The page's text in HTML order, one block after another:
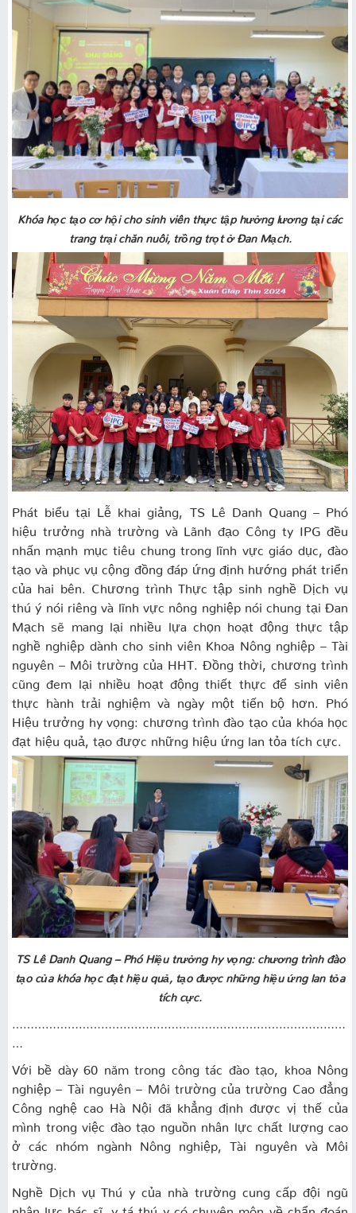
Khóa học tạo cơ hội cho sinh viên thực tập hưởng lương tại các
trang trại chăn nuôi, trồng trọt ở Đan Mạch.
Phát biểu tại Lễ khai giảng, TS Lê Danh Quang – Phó
hiệu trưởng nhà trường và Lãnh đạo Công ty IPG đều
nhấn mạnh mục tiêu chung trong lĩnh vực giáo dục, đào
tạo và phục vụ cộng đồng đáp ứng định hướng phát triển
của hai bên. Chương trình Thực tập sinh nghề Dịch vụ
thú ý nói riêng và lĩnh vực nông nghiệp nói chung tại Đan
Mạch sẽ mang lại nhiều lựa chọn hoạt động thực tập
nghề nghiệp dành cho sinh viên Khoa Nông nghiệp – Tài
nguyên – Môi trường của HHT. Đồng thời, chương trình
cũng đem lại nhiều hoạt động thiết thực để sinh viên
thực hành trải nghiệm và ngày một tiến bộ hơn. Phó
Hiệu trưởng hy vọng: chương trình đào tạo của khóa học
đạt hiệu quả, tạo được những hiệu ứng lan tỏa tích cực.
TS Lê Danh Quang – Phó Hiệu trưởng hy vọng: chương trình đào
tạo của khóa học đạt hiệu quả, tạo được những hiệu ứng lan tỏa
tích cực.
Với bề dày 60 năm trong công tác đào tạo, khoa Nông
nghiệp – Tài nguyên – Môi trường của trường Cao đẳng
Công nghệ cao Hà Nội đã khẳng định được vị thế của
mình trong việc đào tạo nguồn nhân lực chất lượng cao
ở các nhóm ngành Nông nghiệp, Tài nguyên và Môi
trường.
Nghề Dịch vụ Thú y của nhà trường cung cấp đội ngũ
nhân lực bác sĩ, y tá thú y có chuyên môn về chẩn đoán